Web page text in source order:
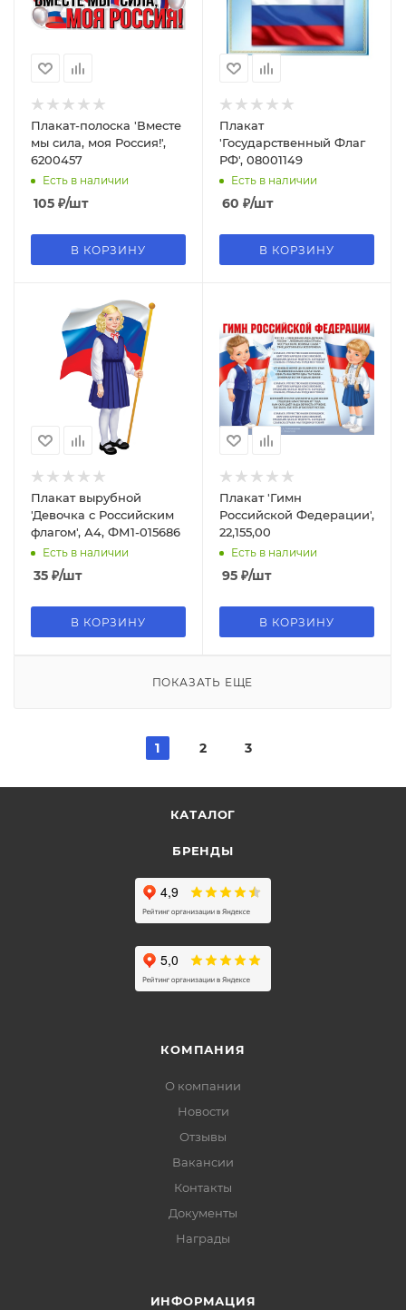
Плакат-полоска 'Вместе
мы сила, моя Россия!',
6200457
Есть в наличии
105 ₽/шт
В КОРЗИНУ
Плакат
'Государственный Флаг
РФ', 08001149
Есть в наличии
60 ₽/шт
В КОРЗИНУ
Плакат вырубной
'Девочка с Российским
флагом', А4, ФМ1-015686
Есть в наличии
35 ₽/шт
В КОРЗИНУ
Плакат 'Гимн
Российской Федерации',
22,155,00
Есть в наличии
95 ₽/шт
В КОРЗИНУ
ПОКАЗАТЬ ЕЩЕ
1 2 3
КАТАЛОГ
БРЕНДЫ
КОМПАНИЯ
О компании
Новости
Отзывы
Вакансии
Контакты
Документы
Награды
ИНФОРМАЦИЯ